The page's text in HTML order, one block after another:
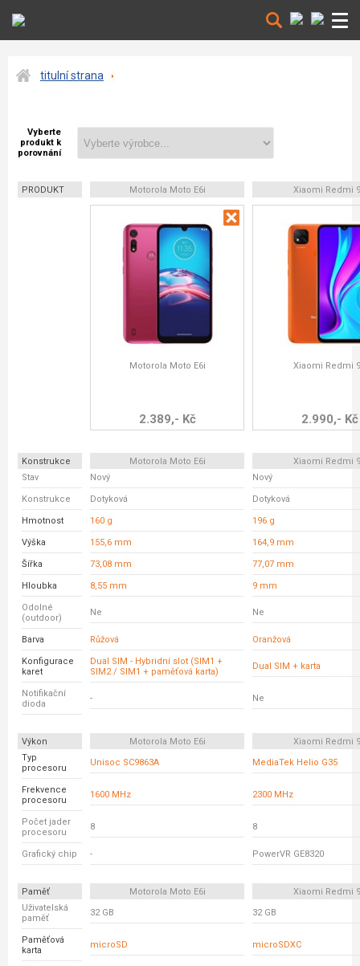
titulní strana
Vyberte
produkt k
porovnání
PRODUKT Motorola Moto E6i Xiaomi Redmi
Motorola Moto E6i
2.389,- Kč
Xiaomi Redmi
2.990,- Kč
Konstrukce Motorola Moto E6i
Xiaomi Redmi
Stav
Nový Nový
Konstrukce Dotyková Dotyková
Hmotnost 160 g 196 g
Výška 155,6 mm 164,9 mm
Šířka 73,08 mm 77,07 mm
Hloubka 8,55 mm 9 mm
Odolné
(outdoor)
Ne Ne
Barva Růžová Oranžová
Konfigurace
karet
Dual SIM - Hybridní slot (SIM1 +
SIM2 / SIM1 + paměťová karta)
Dual SIM + karta
Notifikační
dioda
- Ne
Výkon Motorola Moto E6i
Xiaomi Redmi
Typ
procesoru
Unisoc SC9863A MediaTek Helio G35
Frekvence
procesoru
1600 MHz 2300 MHz
Počet jader
procesoru
8 8
Grafický chip - PowerVR GE8320
Paměť Motorola Moto E6i
Xiaomi Redmi
Uživatelská
paměť
32 GB 32 GB
Paměťová
karta
microSD microSDXC